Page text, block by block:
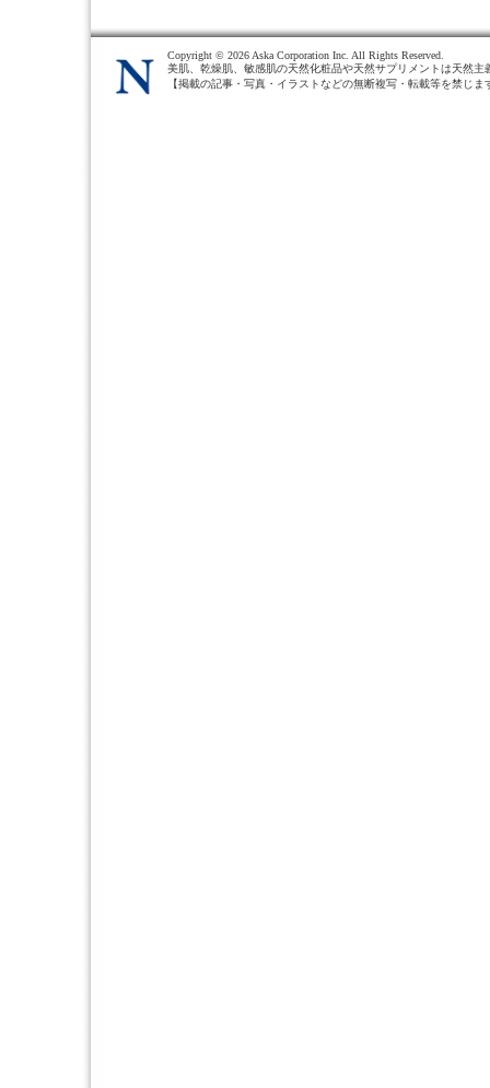
Copyright © 2026 Aska Corporation Inc. All Rights Reserved.
美肌、乾燥肌、敏感肌の天然化粧品や天然サプリメントは天然主
【掲載の記事・写真・イラストなどの無断複写・転載等を禁じま